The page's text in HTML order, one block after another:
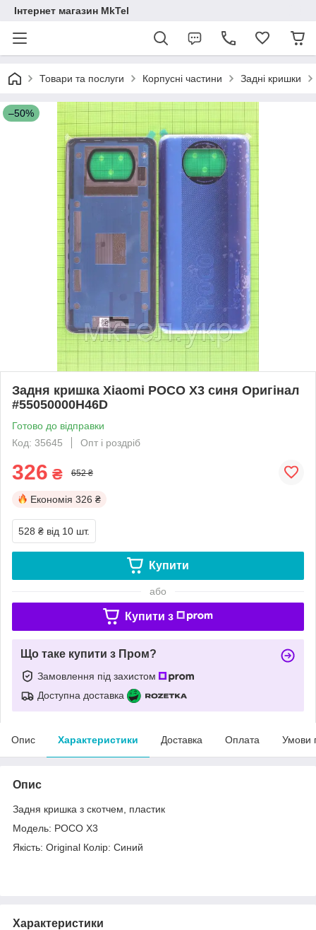
Інтернет магазин MkTel
Товари та послуги Корпусні частини Задні кришки
–50%
Задня кришка Xiaomi POCO X3 синя Оригінал
#55050000H46D
Готово до відправки
Код: 35645
Опт і роздріб
326 ₴ 652 ₴
Економія 326 ₴
528 ₴ від 10 шт.
Купити
або
Купити з
Що таке купити з Пром?
Замовлення під захистом
Доступна доставка
Опис Характеристики Доставка Оплата Умови
Опис
Задня кришка з скотчем, пластик
Модель: POCO X3
Якість: Original Колір: Синий
Характеристики